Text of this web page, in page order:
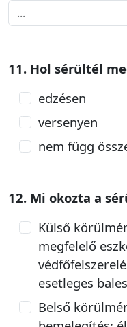
11. Hol sérültél
edzésen
versenyen
nem függ
12. Mi okozta a
Külső
megfelelő
esetleges
Belső